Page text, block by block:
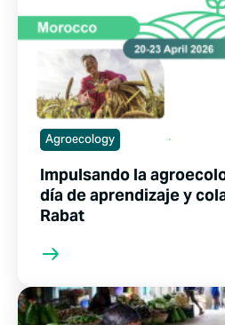
Agroecology
Impulsando la
día de aprendizaje y
Rabat